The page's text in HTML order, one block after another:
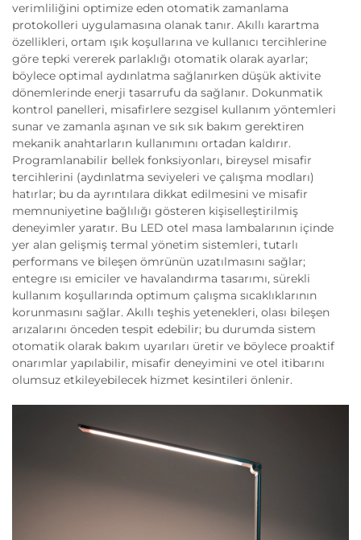
verimliliğini optimize eden otomatik zamanlama
protokolleri uygulamasına olanak tanır. Akıllı karartma
özellikleri, ortam ışık koşullarına ve kullanıcı tercihlerine
göre tepki vererek parlaklığı otomatik olarak ayarlar;
böylece optimal aydınlatma sağlanırken düşük aktivite
dönemlerinde enerji tasarrufu da sağlanır. Dokunmatik
kontrol panelleri, misafirlere sezgisel kullanım yöntemleri
sunar ve zamanla aşınan ve sık sık bakım gerektiren
mekanik anahtarların kullanımını ortadan kaldırır.
Programlanabilir bellek fonksiyonları, bireysel misafir
tercihlerini (aydınlatma seviyeleri ve çalışma modları)
hatırlar; bu da ayrıntılara dikkat edilmesini ve misafir
memnuniyetine bağlılığı gösteren kişiselleştirilmiş
deneyimler yaratır. Bu LED otel masa lambalarının içinde
yer alan gelişmiş termal yönetim sistemleri, tutarlı
performans ve bileşen ömrünün uzatılmasını sağlar;
entegre ısı emiciler ve havalandırma tasarımı, sürekli
kullanım koşullarında optimum çalışma sıcaklıklarının
korunmasını sağlar. Akıllı teşhis yetenekleri, olası bileşen
arızalarını önceden tespit edebilir; bu durumda sistem
otomatik olarak bakım uyarıları üretir ve böylece proaktif
onarımlar yapılabilir, misafir deneyimini ve otel itibarını
olumsuz etkileyebilecek hizmet kesintileri önlenir.